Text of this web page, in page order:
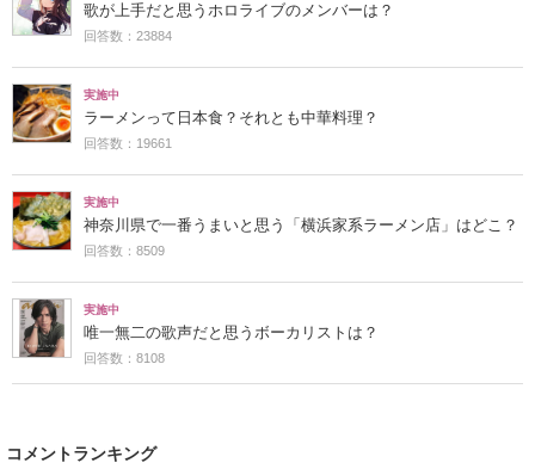
歌が上手だと思うホロライブのメンバーは？
回答数：23884
実施中
ラーメンって日本食？それとも中華料理？
回答数：19661
実施中
神奈川県で一番うまいと思う「横浜家系ラーメン店」はどこ？
回答数：8509
実施中
唯一無二の歌声だと思うボーカリストは？
回答数：8108
コメントランキング